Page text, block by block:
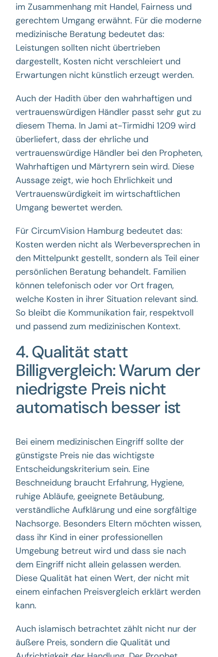
im Zusammenhang mit Handel, Fairness und
gerechtem Umgang erwähnt. Für die moderne
medizinische Beratung bedeutet das:
Leistungen sollten nicht übertrieben
dargestellt, Kosten nicht verschleiert und
Erwartungen nicht künstlich erzeugt werden.
Auch der Hadith über den wahrhaftigen und
vertrauenswürdigen Händler passt sehr gut zu
diesem Thema. In Jami at-Tirmidhi 1209 wird
überliefert, dass der ehrliche und
vertrauenswürdige Händler bei den Propheten,
Wahrhaftigen und Märtyrern sein wird. Diese
Aussage zeigt, wie hoch Ehrlichkeit und
Vertrauenswürdigkeit im wirtschaftlichen
Umgang bewertet werden.
Für CircumVision Hamburg bedeutet das:
Kosten werden nicht als Werbeversprechen in
den Mittelpunkt gestellt, sondern als Teil einer
persönlichen Beratung behandelt. Familien
können telefonisch oder vor Ort fragen,
welche Kosten in ihrer Situation relevant sind.
So bleibt die Kommunikation fair, respektvoll
und passend zum medizinischen Kontext.
4. Qualität statt
Billigvergleich: Warum der
niedrigste Preis nicht
automatisch besser ist
Bei einem medizinischen Eingriff sollte der
günstigste Preis nie das wichtigste
Entscheidungskriterium sein. Eine
Beschneidung braucht Erfahrung, Hygiene,
ruhige Abläufe, geeignete Betäubung,
verständliche Aufklärung und eine sorgfältige
Nachsorge. Besonders Eltern möchten wissen,
dass ihr Kind in einer professionellen
Umgebung betreut wird und dass sie nach
dem Eingriff nicht allein gelassen werden.
Diese Qualität hat einen Wert, der nicht mit
einem einfachen Preisvergleich erklärt werden
kann.
Auch islamisch betrachtet zählt nicht nur der
äußere Preis, sondern die Qualität und